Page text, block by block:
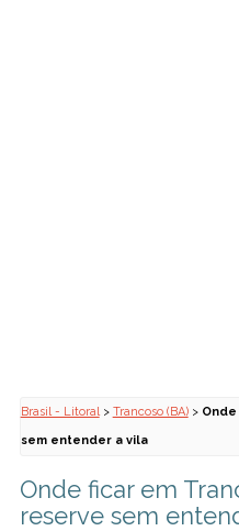
Brasil - Litoral> Trancoso (BA)>
sem entender a vila
Onde ficar em
reserve sem